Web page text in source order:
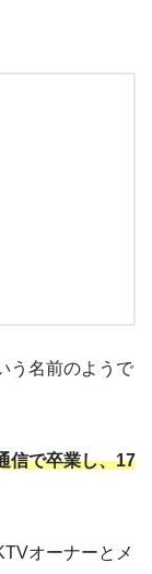
う名前のようで
信で卒業し、17
オーナーとメ